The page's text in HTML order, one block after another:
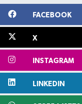
FACEBOOK
X
INSTAGRAM
LINKEDIN